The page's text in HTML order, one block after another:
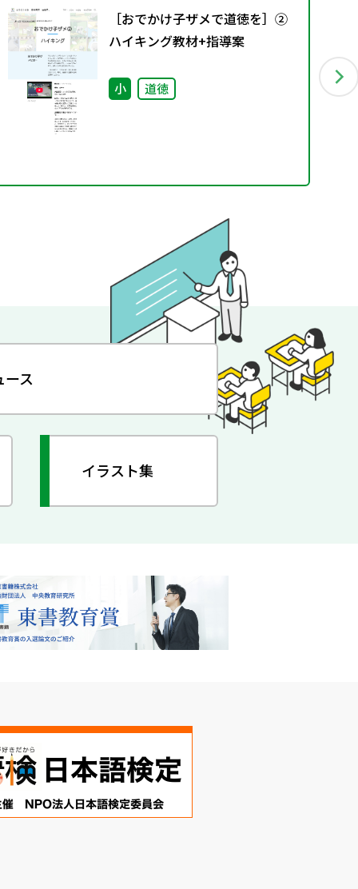
［おでかけ子ザメで道徳を］②
ハイキング教材+指導案
小 道徳
ース
イラスト集